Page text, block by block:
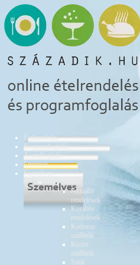
Ételrendelés
Programfoglalás
Asztalfoglalás
Éttermek
Személyes
Ételrendelés
Aktuális
rendelések
Korábbi
rendelések
Kedvenc
szállítók
Kizárt
szállítók
Saját